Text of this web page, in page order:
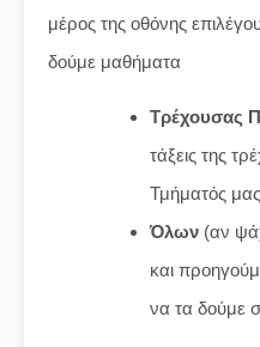
μέρος της οθόνης
δούμε μαθήματα
Τρέχουσας
τάξεις της
Τμήματός
Όλων (αν
και
να τα δούμε